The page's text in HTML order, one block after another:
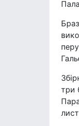
три